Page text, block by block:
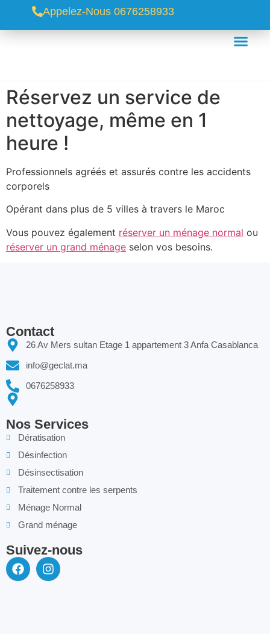
Appelez-Nous 0676258933
Réservez un service de
nettoyage, même en 1
heure !
Professionnels agréés et assurés contre les accidents
corporels
Opérant dans plus de 5 villes à travers le Maroc
Vous pouvez également réserver un ménage normal ou
réserver un grand ménage selon vos besoins.
Contact
26 Av Mers sultan Etage 1 appartement 3 Anfa Casablanca
info@geclat.ma
0676258933
Nos Services
Dératisation
Désinfection
Désinsectisation
Traitement contre les serpents
Ménage Normal
Grand ménage
Suivez-nous